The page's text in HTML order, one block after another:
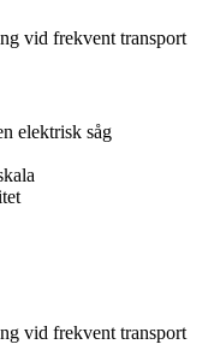
vid frekvent transport
elektrisk såg
vid frekvent transport